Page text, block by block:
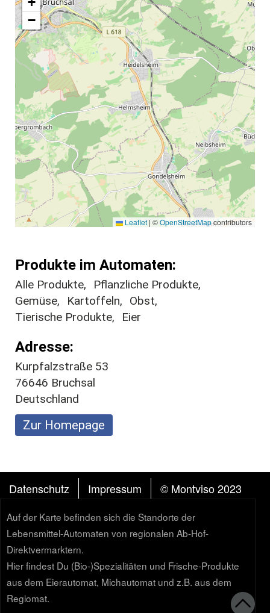
−
Leaflet | ©OpenStreetMapcontributors
Produkte im Automaten
Alle Produkte
Pflanzliche Produkte
Gemüse
Kartoffeln
Obst
Tierische Produkte
Eier
Adresse
Kurpfalzstraße 53
76646 Bruchsal
Deutschland
Zur Homepage
Datenschutz Impressum © Montviso 2023
Auf der Karte befinden sich die Standorte der
Lebensmittel-Automaten von regionalen Ab-Hof-
Direktvermarktern.
Hier findest Du (Bio-)Spezialitäten und Frische-Produkte
aus dem Eierautomat, Michautomat und z.B. aus dem
Regiomat.